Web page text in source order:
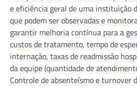
e eficiência geral de uma instituição
que podem ser observadas e
garantir melhoria contínua para a
custos de tratamento, tempo de
internação, taxas de readmissão
da equipe (quantidade de
Controle de absenteísmo e turnover